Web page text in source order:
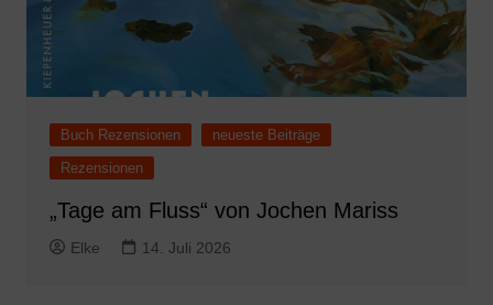
Buch Rezensionen
neueste Beiträge
Rezensionen
„Tage am Fluss“ von Jochen Mariss
Elke 14. Juli 2026